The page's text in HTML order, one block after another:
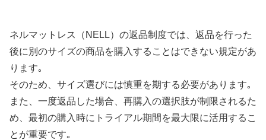
ネルマットレス（NELL）の返品制度では、返品を行った
後に別のサイズの商品を購入することはできない規定があ
ります｡
そのため、サイズ選びには慎重を期する必要があります｡
また、一度返品した場合、再購入の選択肢が制限されるた
め、最初の購入時にトライアル期間を最大限に活用するこ
とが重要です｡